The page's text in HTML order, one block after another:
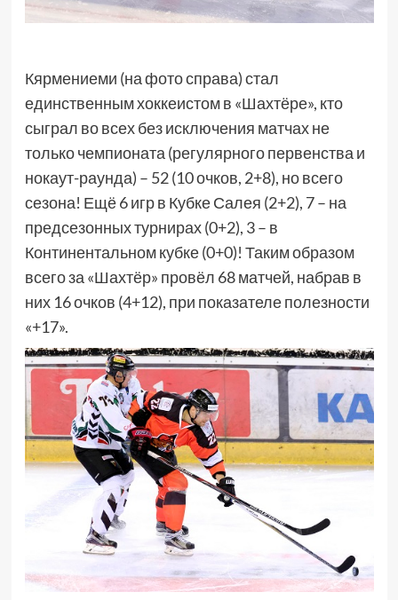
Кярмениеми (на фото справа) стал
единственным хоккеистом в «Шахтёре», кто
сыграл во всех без исключения матчах не
только чемпионата (регулярного первенства и
нокаут-раунда) – 52 (10 очков, 2+8), но всего
сезона! Ещё 6 игр в Кубке Салея (2+2), 7 – на
предсезонных турнирах (0+2), 3 – в
Континентальном кубке (0+0)! Таким образом
всего за «Шахтёр» провёл 68 матчей, набрав в
них 16 очков (4+12), при показателе полезности
«+17».